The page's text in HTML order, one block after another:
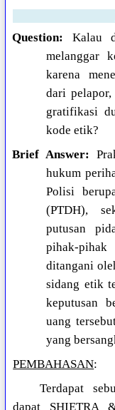
Question:
Kalau
melanggar
karena
dari pelapor,
gratifikasi
kode etik?
Brief Answer:
hukum
Polisi
(PTDH),
putusan
pihak-
ditangani
sidang etik
keputusan
uang
yang
PEMBAHASAN:
Terdapat
dapat SHIETRA